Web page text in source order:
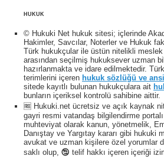
HUKUK
© Hukuki Net hukuk sitesi; içlerinde
Hakimler, Savcılar, Noterler ve Hukuk
Türk hukukçular ile üstün nitelikli
arasından seçilmiş hukuksever uzman
hazırlanmakta ve idare edilmektedir.
terimlerini içeren hukuk sözlüğü ve
sitede kayıtlı bulunan hukukçulara ait
bunların içeriksel kontrolü sahibine aittir.
🆓 Hukuki.net ücretsiz ve açık kaynak
gayri resmi vatandaş bilgilendirme
muhteviyat olarak kanun, yönetmelik,
Danıştay ve Yargıtay kararı gibi hukuki
avukat ve uzman kişilere özel yorumlar
saklı olup, 🕲 telif hakkı içeren içeriği